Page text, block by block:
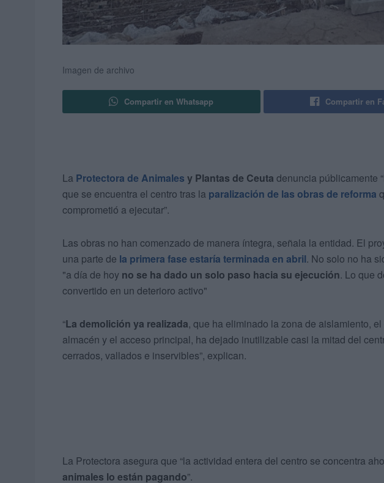
Imagen de archivo
Compartir en Whatsapp Compartir en
La Protectora de Animales y Plantas de Ceuta denuncia públicamente
que se encuentra el centro tras la paralización de las obras de reforma
comprometió a ejecutar”.
Las obras no han comenzado de manera íntegra, señala la entidad. El
una parte de la primera fase estaría terminada en abril. No solo no ha
"a día de hoy no se ha dado un solo paso hacia su ejecución. Lo que
convertido en un deterioro activo"
“La demolición ya realizada, que ha eliminado la zona de aislamiento,
almacén y el acceso principal, ha dejado inutilizable casi la mitad del
cerrados, vallados e inservibles”, explican.
La Protectora asegura que “la actividad entera del centro se concentra
animales lo están pagando”.